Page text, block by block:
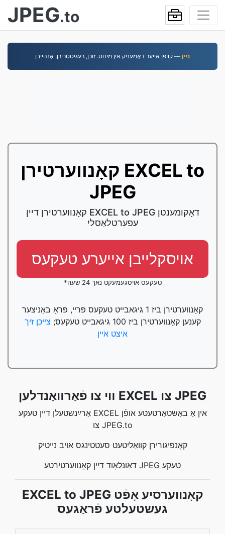
JPEG.to
נײן — קויפן אייער דאָמעניק אין מינוט. זוכן, רעגיסטרירן, אָנהײבן
קאָנווערטירן EXCEL to
JPEG
קאָנווערטירן דיין EXCEL to JPEG דאָקומענטן
עפערטלאַסלי
אויסקלייבן אייערע טעקעס
*טעקעס אויסגעמעקט נאך 24 שעה
קאָנווערטירן ביז 1 גיגאבייט טעקעס פריי, פּראָ באַניצער
קענען קאָנווערטירן ביז 100 גיגאבייט טעקעס;
צייכן זיך
איצט איין
װי צו פֿאַרװאַנדלען EXCEL צו JPEG
אַרײַנשטעלן דיין טעקע EXCEL אין אַ באַשטאַרטעטע אופֿן
צו JPEG.to
קאָנפיגורירן קוואַליטעט סעטטינגס אויב נייטיק
דאַונלאָוד דיין קאָנווערטירטע JPEG טעקע
EXCEL to JPEG קאָנווערסיע אָפֿט
געשטעלטע פֿראַגעס